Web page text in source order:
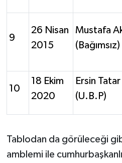
9
26 Nisan
2015
Mustafa
(Bağımsız)
10
18 Ekim
2020
Ersin Tatar
(U.B.P)
Tablodan da görüleceği
amblemi ile